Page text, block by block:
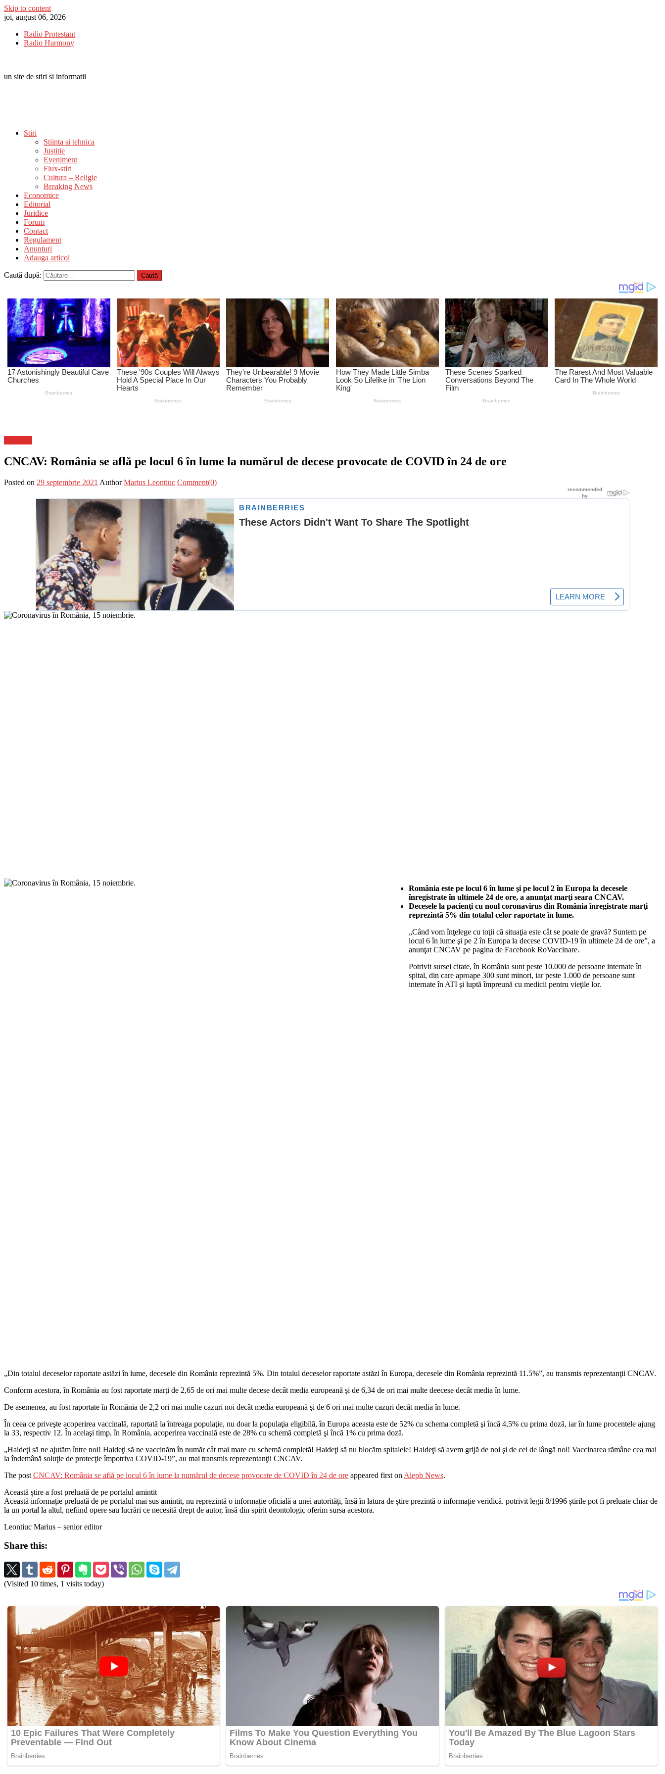
Skip to content
joi, august 06, 2026
Radio Protestant
Radio Harmony
un site de stiri si informatii
Stiri
Stiinta si tehnica
Justitie
Eveniment
Flux-stiri
Cultura – Religie
Breaking News
Economice
Editorial
Juridice
Forum
Contact
Regulament
Anunturi
Adauga articol
Caută după:
CNCAV: România se află pe locul 6 în lume la numărul de decese provocate de COVID în 24 de ore
Posted on 29 septembrie 2021 Author Marius Leontiuc Comment(0)
România este pe locul 6 în lume şi pe locul 2 în Europa la decesele
înregistrate în ultimele 24 de ore, a anunţat marţi seara CNCAV.
Decesele la pacienţi cu noul coronavirus din România înregistrate marţi
reprezintă 5% din totalul celor raportate în lume.
„Când vom înţelege cu toţii că situaţia este cât se poate de gravă? Suntem pe
locul 6 în lume şi pe 2 în Europa la decese COVID-19 în ultimele 24 de ore”, a
anunţat CNCAV pe pagina de Facebook RoVaccinare.
Potrivit sursei citate, în România sunt peste 10.000 de persoane internate în
spital, din care aproape 300 sunt minori, iar peste 1.000 de persoane sunt
internate în ATI şi luptă împreună cu medicii pentru vieţile lor.
„Din totalul deceselor raportate astăzi în lume, decesele din România reprezintă 5%. Din totalul deceselor raportate astăzi în Europa, decesele din România reprezintă 11.5%”, au transmis reprezentanţii CNCAV.
Conform acestora, în România au fost raportate marţi de 2,65 de ori mai multe decese decât media europeană şi de 6,34 de ori mai multe deecese decât media în lume.
De asemenea, au fost raportate în România de 2,2 ori mai multe cazuri noi decât media europeană şi de 6 ori mai multe cazuri decât media în lume.
În ceea ce priveşte acoperirea vaccinală, raportată la întreaga populaţie, nu doar la populaţia eligibilă, în Europa aceasta este de 52% cu schema completă şi încă 4,5% cu prima doză, iar în lume procentele ajung
la 33, respectiv 12. În acelaşi timp, în România, acoperirea vaccinală este de 28% cu schemă completă şi încă 1% cu prima doză.
„Haideţi să ne ajutăm între noi! Haideţi să ne vaccinăm în număr cât mai mare cu schemă completă! Haideţi să nu blocăm spitalele! Haideţi să avem grijă de noi şi de cei de lângă noi! Vaccinarea rămâne cea mai
la îndemână soluţie de protecţie împotriva COVID-19”, au mai transmis reprezentanţii CNCAV.
The post CNCAV: România se află pe locul 6 în lume la numărul de decese provocate de COVID în 24 de ore appeared first on Aleph News.
Această știre a fost preluată de pe portalul amintit
Această informație preluată de pe portalul mai sus amintit, nu reprezintă o informație oficială a unei autorități, însă în latura de știre prezintă o informație veridică. potrivit legii 8/1996 știrile pot fi preluate chiar de
la un portal la altul, nefiind opere sau lucrări ce necesită drept de autor, însă din spirit deontologic oferim sursa acestora.
Leontiuc Marius – senior editor
Share this:
(Visited 10 times, 1 visits today)